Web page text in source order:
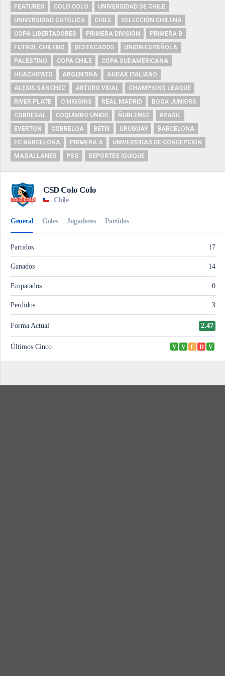
FEATURED COLO COLO
UNIVERSIDAD DE CHILE
UNIVERSIDAD CATÓLICA
CHILE
SELECCIÓN CHILENA
COPA LIBERTADORES
PRIMERA DIVISIÓN
PRIMERA B
FUTBOL CHILENO
DESTACADOS
UNIÓN ESPAÑOLA
PALESTINO
COPA CHILE
COPA SUDAMERICANA
HUACHIPATO
ARGENTINA
AUDAX ITALIANO
ALEXIS SÁNCHEZ
ARTURO VIDAL
CHAMPIONS LEAGUE
RIVER PLATE
O'HIGGINS REAL MADRID
BOCA JUNIORS
COBRESAL
COQUIMBO UNIDO ÑUBLENSE
BRASIL
EVERTON
COBRELOA BETIS URUGUAY
BARCELONA
FC BARCELONA
PRIMERA A
UNIVERSIDAD DE CONCEPCIÓN
MAGALLANES
PSG DEPORTES IQUIQUE